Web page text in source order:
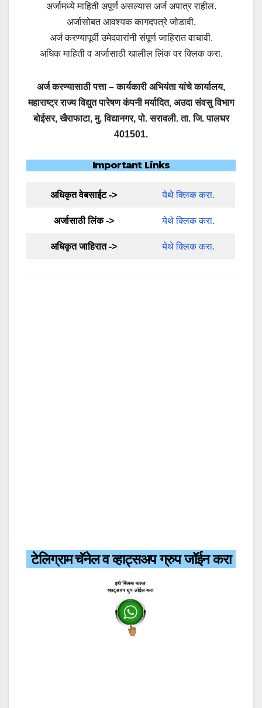
अर्जामध्ये माहिती अपूर्ण असल्यास अर्ज अपात्र राहील.
अर्जासोबत आवश्यक कागदपत्रे जोडावी.
अर्ज करण्यापूर्वी उमेदवारांनी संपूर्ण जाहिरात वाचावी.
अधिक माहिती व अर्जासाठी खालील लिंक वर क्लिक करा.
अर्ज करण्यासाठी पत्ता – कार्यकारी अभियंता यांचे कार्यालय,
महाराष्ट्र राज्य विद्युत पारेषण कंपनी मर्यादित, अउदा संवसु विभाग
बोईसर, खैराफाटा, मु. विद्यानगर, पो. सरावली. ता. जि. पालघर
401501.
Important Links
अधिकृत वेबसाईट -> येथे क्लिक करा.
अर्जासाठी लिंक -> येथे क्लिक करा.
अधिकृत जाहिरात -> येथे क्लिक करा.
टेलिग्राम चॅनेल व व्हाट्सअप ग्रुप जॉईन करा